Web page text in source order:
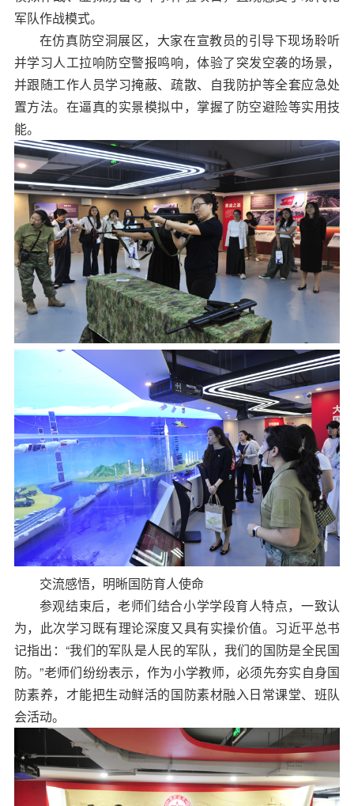
军队作战模式。
在仿真防空洞展区，大家在宣教员的引导下现场聆听
并学习人工拉响防空警报鸣响，体验了突发空袭的场景，
并跟随工作人员学习掩蔽、疏散、自我防护等全套应急处
置方法。在逼真的实景模拟中，掌握了防空避险等实用技
能。
交流感悟，明晰国防育人使命
参观结束后，老师们结合小学学段育人特点，一致认
为，此次学习既有理论深度又具有实操价值。习近平总书
记指出：“我们的军队是人民的军队，我们的国防是全民国
防。”老师们纷纷表示，作为小学教师，必须先夯实自身国
防素养，才能把生动鲜活的国防素材融入日常课堂、班队
会活动。